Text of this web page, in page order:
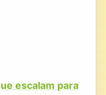
escalam para